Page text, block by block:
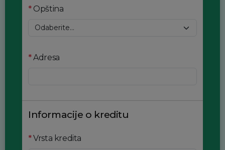
*Opština
*Adresa
Informacije o kreditu
*Vrsta kredita